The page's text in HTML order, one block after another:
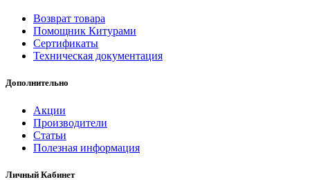
Возврат товара
Помощник Китурами
Сертификаты
Техническая документация
Дополнительно
Акции
Производители
Статьи
Полезная информация
Личный Кабинет